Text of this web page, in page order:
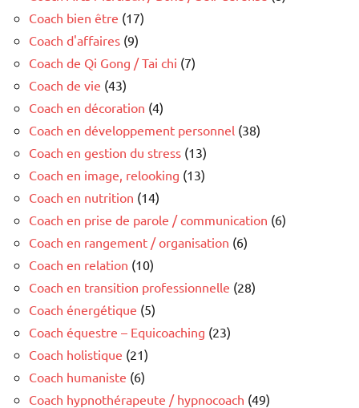
Coach bien être (17)
Coach d'affaires (9)
Coach de Qi Gong / Tai chi (7)
Coach de vie (43)
Coach en décoration (4)
Coach en développement personnel (38)
Coach en gestion du stress (13)
Coach en image, relooking (13)
Coach en nutrition (14)
Coach en prise de parole / communication (6)
Coach en rangement / organisation (6)
Coach en relation (10)
Coach en transition professionnelle (28)
Coach énergétique (5)
Coach équestre – Equicoaching (23)
Coach holistique (21)
Coach humaniste (6)
Coach hypnothérapeute / hypnocoach (49)